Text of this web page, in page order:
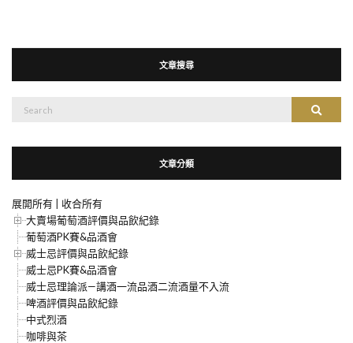
文章搜尋
搜尋
文章分類
展開所有
收合所有
大賣場葡萄酒評價與品飲紀錄
葡萄酒PK賽&品酒會
威士忌評價與品飲紀錄
威士忌PK賽&品酒會
威士忌理論派—講酒一流品酒二流酒量不入流
啤酒評價與品飲紀錄
中式烈酒
咖啡與茶